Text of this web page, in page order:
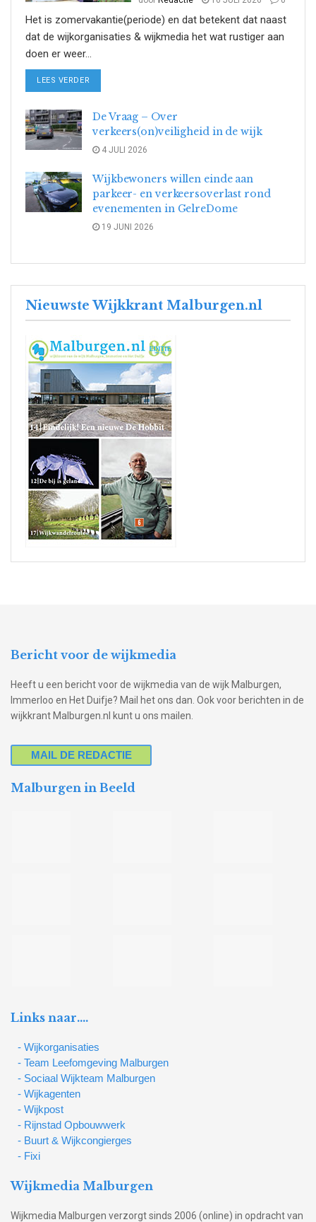
Het is zomervakantie(periode) en dat betekent dat naast
dat de wijkorganisaties & wijkmedia het wat rustiger aan
doen er weer...
LEES VERDER
De Vraag – Over
verkeers(on)veiligheid in de wijk
4 JULI 2026
Wijkbewoners willen einde aan
parkeer- en verkeersoverlast rond
evenementen in GelreDome
19 JUNI 2026
Nieuwste Wijkkrant Malburgen.nl
Bericht voor de wijkmedia
Heeft u een bericht voor de wijkmedia van de wijk Malburgen,
Immerloo en Het Duifje? Mail het ons dan. Ook voor berichten in de
wijkkrant Malburgen.nl kunt u ons mailen.
MAIL DE REDACTIE
Malburgen in Beeld
Links naar….
- Wijkorganisaties
- Team Leefomgeving Malburgen
- Sociaal Wijkteam Malburgen
- Wijkagenten
- Wijkpost
- Rijnstad Opbouwwerk
- Buurt & Wijkcongierges
- Fixi
Wijkmedia Malburgen
Wijkmedia Malburgen verzorgt sinds 2006 (online) in opdracht van